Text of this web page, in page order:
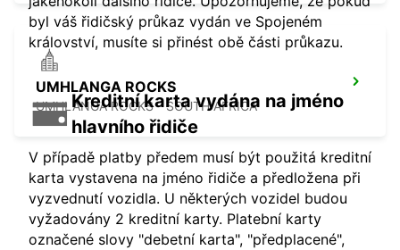
UMHLANGA ROCKS
UMHLANGA ROCKS - SOUTH AFRICA
byl váš řidičský průkaz vydán ve Spojeném
království, musíte si přinést obě části průkazu.
Kreditní karta vydána na jméno
hlavního řidiče
V případě platby předem musí být použitá kreditní
karta vystavena na jméno řidiče a předložena při
vyzvednutí vozidla. U některých vozidel budou
vyžadovány 2 kreditní karty. Platební karty
označené slovy "debetní karta", "předplacené",